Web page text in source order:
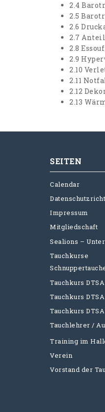
2.4
2.5
2.6
2.7
2.8
2.9
2.10
2.11
2.12
2.13
SEITEN
Calendar
Impressum
Mitgliedschaft
Sealions –
Tauchkurse
Tauchkurs
Tauchkurs
Tauchkurs
Tauchlehrer /
Training im
Verein
Vorstand der